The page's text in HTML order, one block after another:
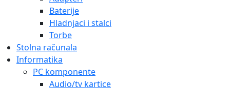
Baterije
Hladnjaci i stalci
Torbe
Stolna računala
Informatika
PC komponente
Audio/tv kartice